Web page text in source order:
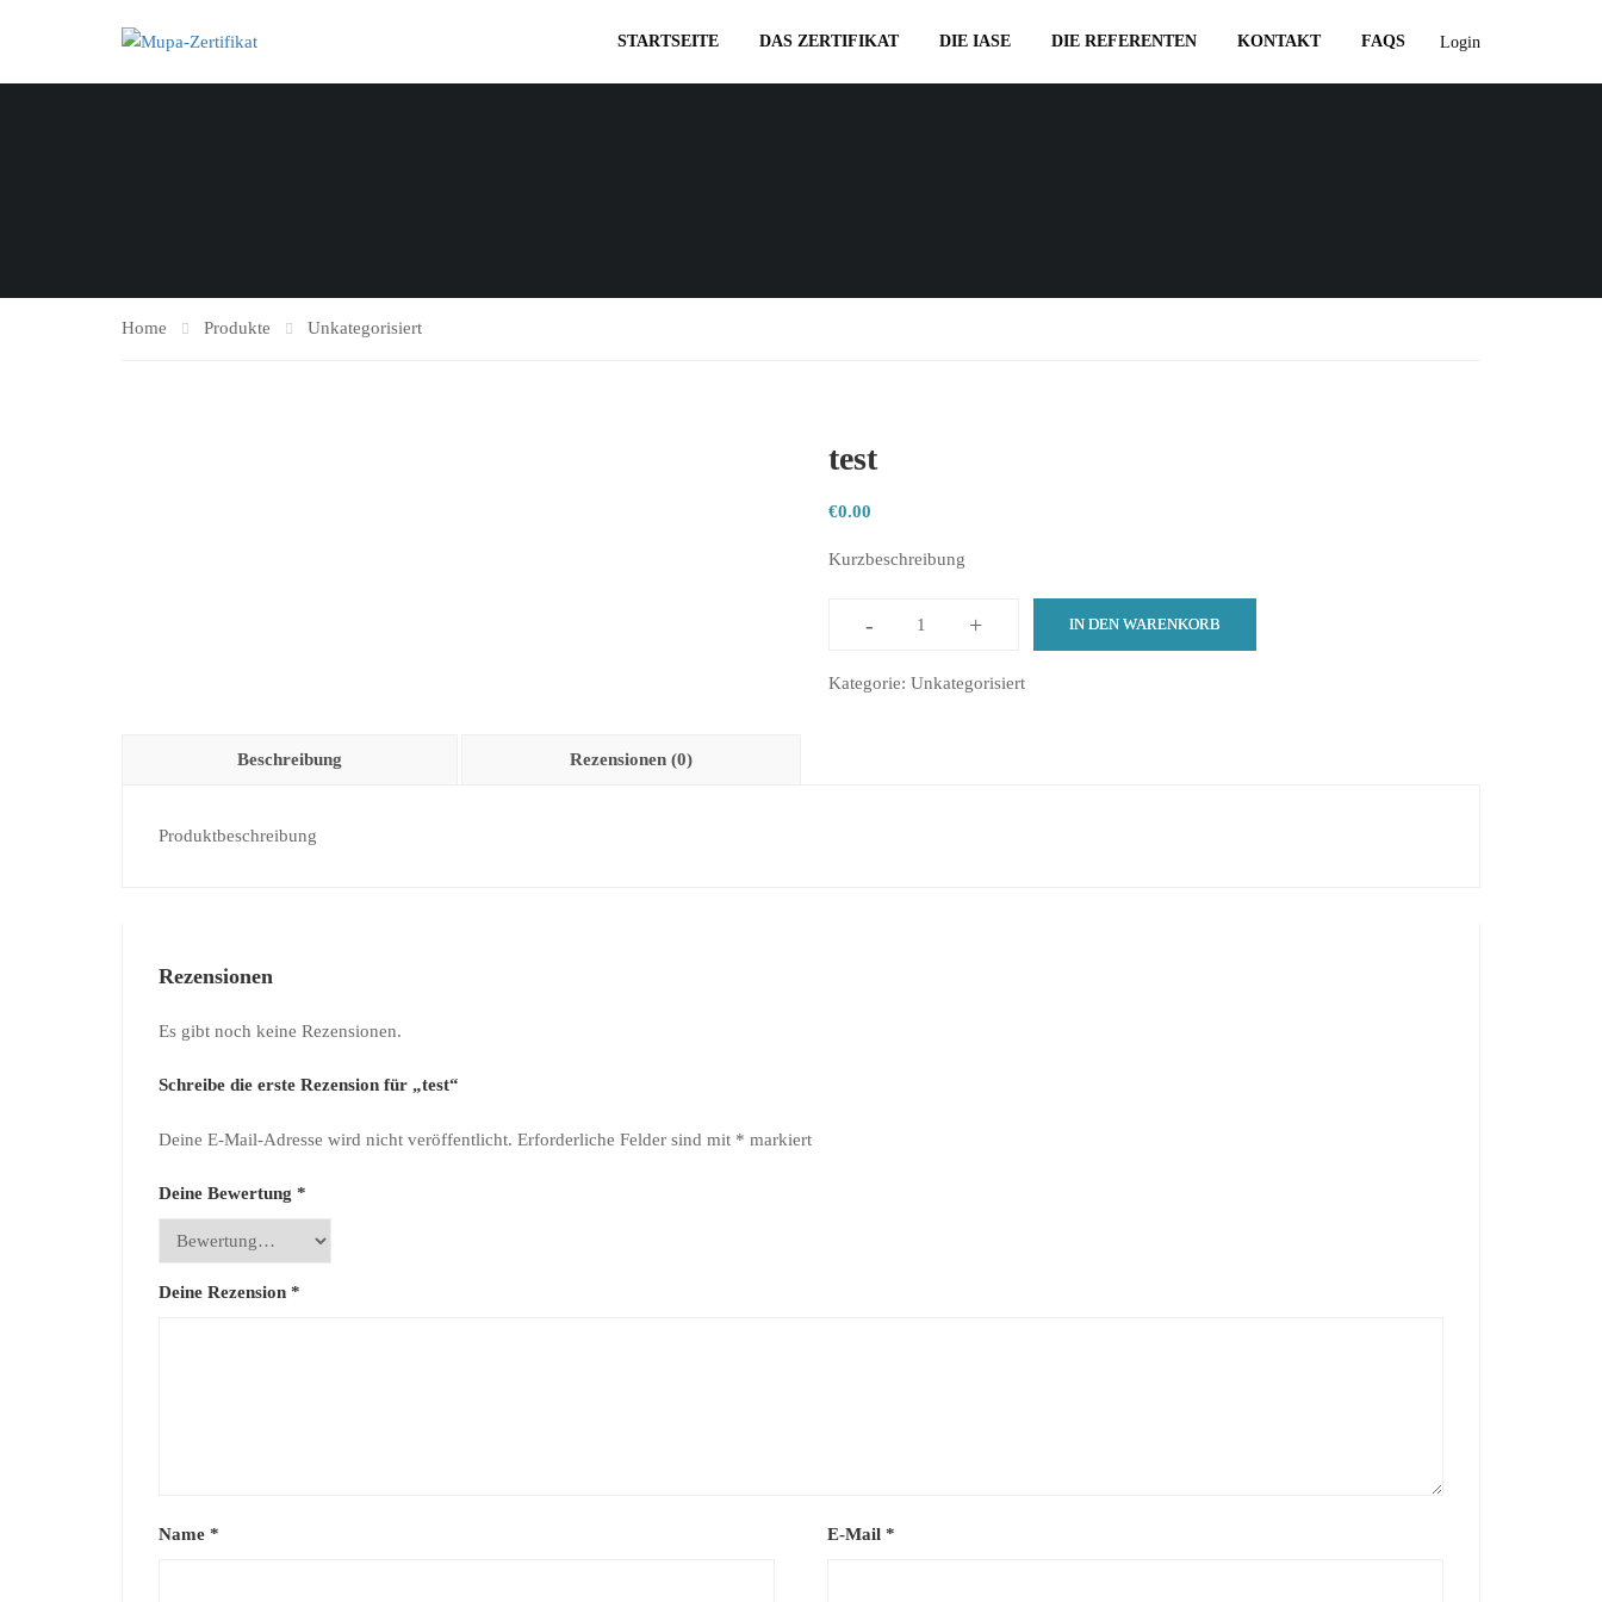
STARTSEITE DAS ZERTIFIKAT DIE IASE DIE REFERENTEN KONTAKT FAQS Login
Home Produkte Unkategorisiert
test
€0.00
Kurzbeschreibung
-
test
+ IN DEN WARENKORB
Kategorie: Unkategorisiert
Beschreibung Rezensionen (0)
Produktbeschreibung
Rezensionen
Es gibt noch keine Rezensionen.
Schreibe die erste Rezension für „test“
Deine E-Mail-Adresse wird nicht veröffentlicht. Erforderliche Felder sind mit * markiert
Deine Bewertung *
Deine Rezension *
Name * E-Mail *